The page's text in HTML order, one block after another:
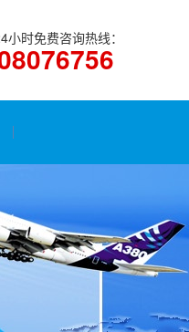
小时免费咨询热线：